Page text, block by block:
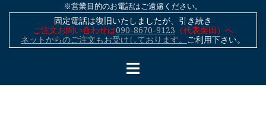
※営業目的のお電話はご遠慮ください。
固定電話は復旧いたしましたが、引き続き
ご注文お問い合わせは090-8670-9123 （代表栗田）へ
ネットからのご注文もお受けしております。 ご利用下さい。